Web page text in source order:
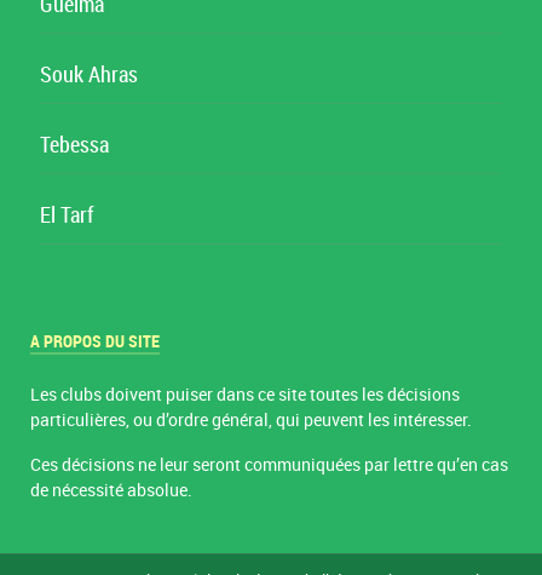
Guelma
Souk Ahras
Tebessa
El Tarf
A PROPOS DU SITE
Les clubs doivent puiser dans ce site toutes les décisions
particulières, ou d’ordre général, qui peuvent les intéresser.
Ces décisions ne leur seront communiquées par lettre qu’en cas
de nécessité absolue.